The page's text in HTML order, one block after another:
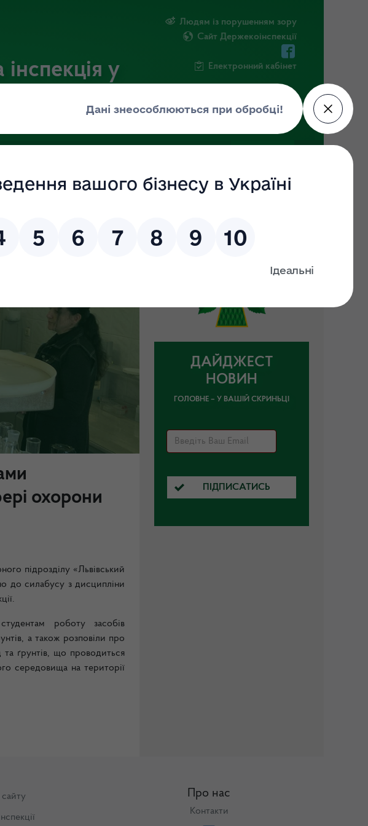
у
Людям із порушенням зору
Сайт Держекоінспекції
Електронний кабінет
охорони
підрозділу «Львівський
до силабусу з дисципліни
студентам роботузасобів
а також розповіли про
ґрунтів, що проводиться
середовища на території
ДАЙДЖЕСТ
НОВИН
ГОЛОВНЕ – У ВАШІЙ СКРИНЬЦІ
ПІДПИСАТИСЬ
сайту Про нас
Контакти